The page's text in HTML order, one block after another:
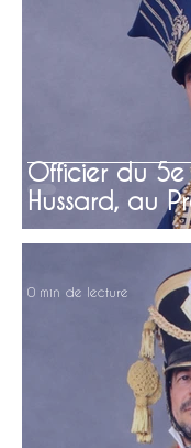
Officier du 5e
Hussard, au
0 min de lecture